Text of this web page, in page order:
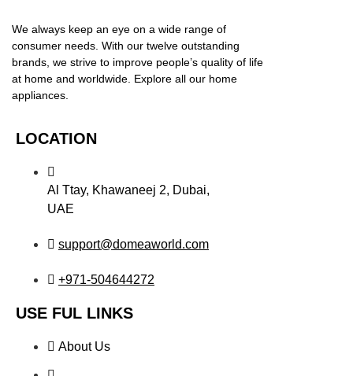
We always keep an eye on a wide range of
consumer needs. With our twelve outstanding
brands, we strive to improve people’s quality of life
at home and worldwide. Explore all our home
appliances.
LOCATION
Al Ttay, Khawaneej 2, Dubai,
UAE
support@domeaworld.com
+971-504644272
USE FUL LINKS
About Us